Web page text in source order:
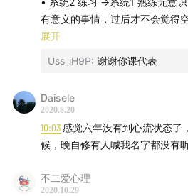
* 《A Little Less Conversation
* 《Fix You》- Coldplay （《
有意义的事情，过后才不会觉得
分？→要有自己的价值观体系。
• 你的信仰（意义）是什么？
流活动结束后会有不同的感觉，
觉是一个珍贵的信号
3.大脑双系统：无意识本能直觉与
流、创新，协作。
5.未来简史：随着科技发展，信仰
展开
Uss_iH9P: 谢谢你课代表
Daisele
2020.8.20
10:03感觉六年没有到心流状态了
候，晚自修有人喊我名字都没有听
不二爱心理
2020.10.29